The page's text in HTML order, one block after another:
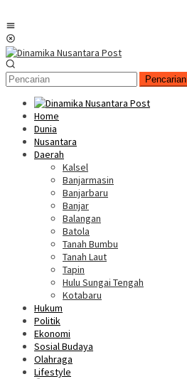
Pencarian
Home
Dunia
Nusantara
Daerah
Kalsel
Banjarmasin
Banjarbaru
Banjar
Balangan
Batola
Tanah Bumbu
Tanah Laut
Tapin
Hulu Sungai Tengah
Kotabaru
Hukum
Politik
Ekonomi
Sosial Budaya
Olahraga
Lifestyle